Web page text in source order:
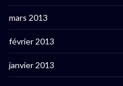
mars 2013
février 2013
janvier 2013